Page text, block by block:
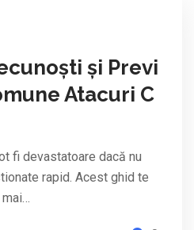
și Previ
Atacuri C
fi devastatoare dacă nu
rapid. Acest ghid te